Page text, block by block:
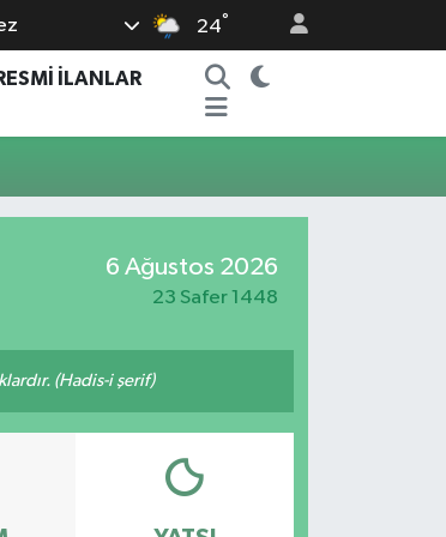
24°
İLANLAR
6 Ağustos 2026
23 Safer 1448
(Hadis-i şerif)